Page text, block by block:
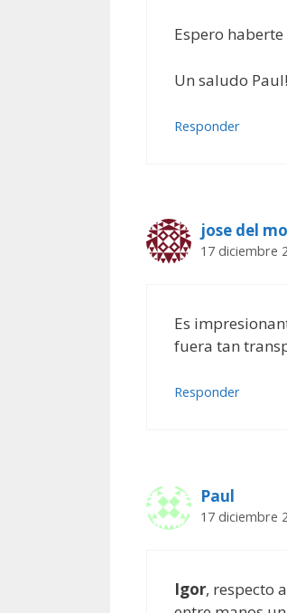
Espero
Un saludo Paul!
Responder
jose del
17 diciembre
Es
fuera tan
Responder
Paul
17 diciembre
Igor, respecto